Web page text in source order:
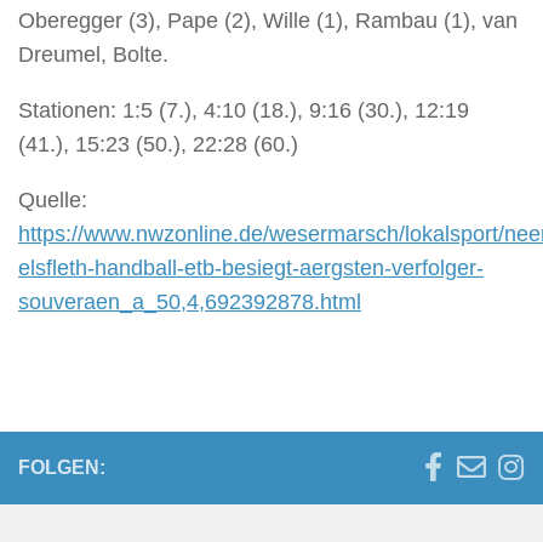
Oberegger (3), Pape (2), Wille (1), Rambau (1), van
Dreumel, Bolte.
Stationen: 1:5 (7.), 4:10 (18.), 9:16 (30.), 12:19
(41.), 15:23 (50.), 22:28 (60.)
Quelle:
https://www.nwzonline.de/wesermarsch/lokalsport/
elsfleth-handball-etb-besiegt-aergsten-verfolger-
souveraen_a_50,4,692392878.html
FOLGEN: